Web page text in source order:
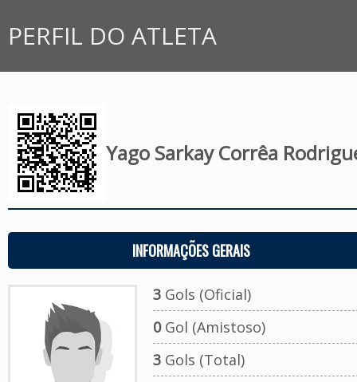
PERFIL DO ATLETA
Yago Sarkay Corrêa
INFORMAÇÕES GERAIS
3Gols (Oficial)
0Gol (Amistoso)
3Gols (Total)